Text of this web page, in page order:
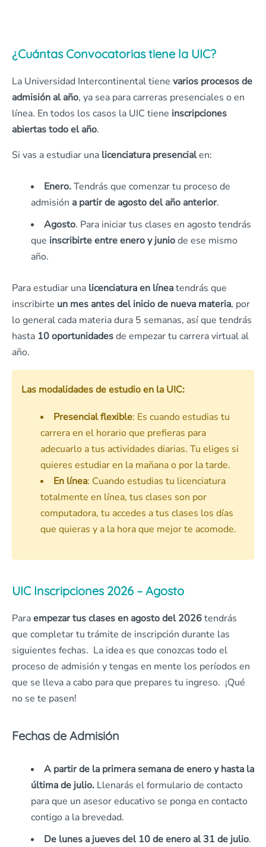
¿Cuántas Convocatorias tiene la UIC?
La Universidad Intercontinental tiene varios procesos de
admisión al año, ya sea para carreras presenciales o en
línea. En todos los casos la UIC tiene inscripciones
abiertas todo el año.
Si vas a estudiar una licenciatura presencialen:
Enero.Tendrás que comenzar tu proceso de
admisión a partir de agostodel año anterior.
Agosto. Para iniciar tus clases en agosto tendrás
que inscribirte entre enero y juniode ese mismo
año.
Para estudiar una licenciatura en líneatendrás que
inscribirte un mes antes del inicio de nueva materia, por
lo general cada materia dura 5 semanas, así que tendrás
hasta 10 oportunidadesde empezar tu carrera virtual al
año.
Las modalidades de estudio en la UIC:
Presencial flexible: Es cuando estudias tu
carrera en el horario que prefieras para
adecuarlo a tus actividades diarias. Tu eliges si
quieres estudiar en la mañana o por la tarde.
En línea: Cuando estudias tu licenciatura
totalmente en línea, tus clases son por
computadora, tu accedes a tus clases los días
que quieras y a la hora que mejor te acomode.
UIC Inscripciones 2026 – Agosto
Paraempezar tus clases en agosto del 2026tendrás
que completar tu trámite de inscripción durante las
siguientes fechas. La idea es que conozcas todo el
proceso de admisión y tengas en mente los períodos en
que se lleva a cabo para que prepares tu ingreso. ¡Qué
no se te pasen!
Fechas de Admisión
A partir de la primera semana de enero y hasta la
última de julio. Llenarás el formulario de contacto
para que un asesor educativo se ponga en contacto
contigo a la brevedad.
De lunes a jueves del 10 de enero al 31 de julio.